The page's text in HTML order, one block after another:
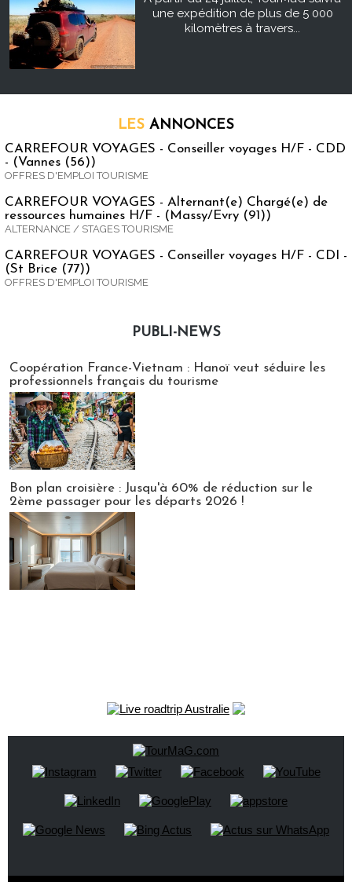
une expédition de plus de 5 000
kilomètres à travers...
LES ANNONCES
CARREFOUR VOYAGES - Conseiller voyages H/F - CDD
- (Vannes (56))
OFFRES D'EMPLOI TOURISME
CARREFOUR VOYAGES - Alternant(e) Chargé(e) de
ressources humaines H/F - (Massy/Evry (91))
ALTERNANCE / STAGES TOURISME
CARREFOUR VOYAGES - Conseiller voyages H/F - CDI -
(St Brice (77))
OFFRES D'EMPLOI TOURISME
PUBLI-NEWS
Coopération France-Vietnam : Hanoï veut séduire les
professionnels français du tourisme
Bon plan croisière : Jusqu'à 60% de réduction sur le
2ème passager pour les départs 2026 !